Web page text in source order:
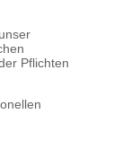
Pflichten